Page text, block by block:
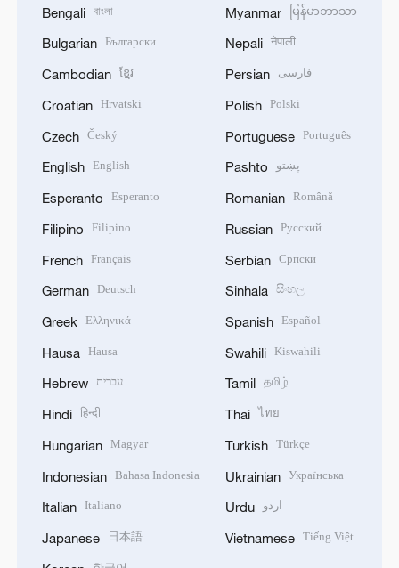
Bengali বাংলা
Bulgarian Български
Cambodian ខ្មែរ
Croatian Hrvatski
Czech Český
English English
Esperanto Esperanto
Filipino Filipino
French Français
German Deutsch
Greek Ελληνικά
Hausa Hausa
Hebrew עברית
Hindi हिन्दी
Hungarian Magyar
Indonesian Bahasa Indonesia
Italian Italiano
Japanese 日本語
Myanmar မြန်မာဘာသာ
Nepali नेपाली
Persian فارسی
Polish Polski
Portuguese Português
Pashto پښتو
Romanian Română
Russian Русский
Serbian Српски
Sinhala සිංහල
Spanish Español
Swahili Kiswahili
Tamil தமிழ்
Thai ไทย
Turkish Türkçe
Ukrainian Українська
Urdu اردو
Vietnamese Tiếng Việt